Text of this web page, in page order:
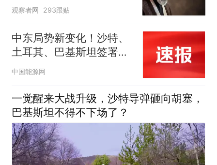
观察者网 293跟贴
中东局势新变化！沙特、
土耳其、巴基斯坦签署共
同防务协议
中国能源网
一觉醒来大战升级，沙特导弹砸向胡塞，
巴基斯坦不得不下场了？